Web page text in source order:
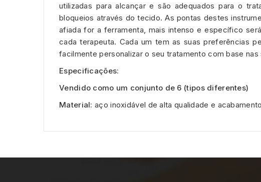
utilizadas para alcançar e são adequados para o
bloqueios através do tecido. As pontas destes
afiada for a ferramenta, mais intenso e específico
cada terapeuta. Cada um tem as suas preferências
facilmente personalizar o seu tratamento com base
Especificações:
Vendido como um conjunto de 6 (tipos diferentes)
Material: aço inoxidável de alta qualidade e